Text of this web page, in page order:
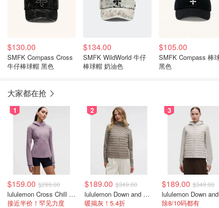
$130.00
SMFK Compass Cross
牛仔棒球帽 黑色
$134.00
SMFK WildWorld 牛仔
棒球帽 奶油色
$105.00
SMFK Compass 棒
黑色
大家都在抢
1
$159.00 $299.00
lululemon Cross Chill 女士运动外套
接近半价！罕见力度
2
$189.00 $349.00
lululemon Down and Around 羽绒夹克
暖揭灰！5.4折
3
$189.00 $349.00
除8/10码都有